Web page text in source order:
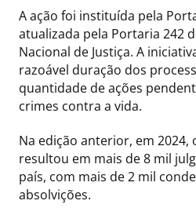
A ação foi instituída pela
atualizada pela Portaria 242
Nacional de Justiça. A
razoável duração dos
quantidade de ações
crimes contra a vida.
Na edição anterior, em 2024,
resultou em mais de 8 mil
país, com mais de 2 mil
absolvições.